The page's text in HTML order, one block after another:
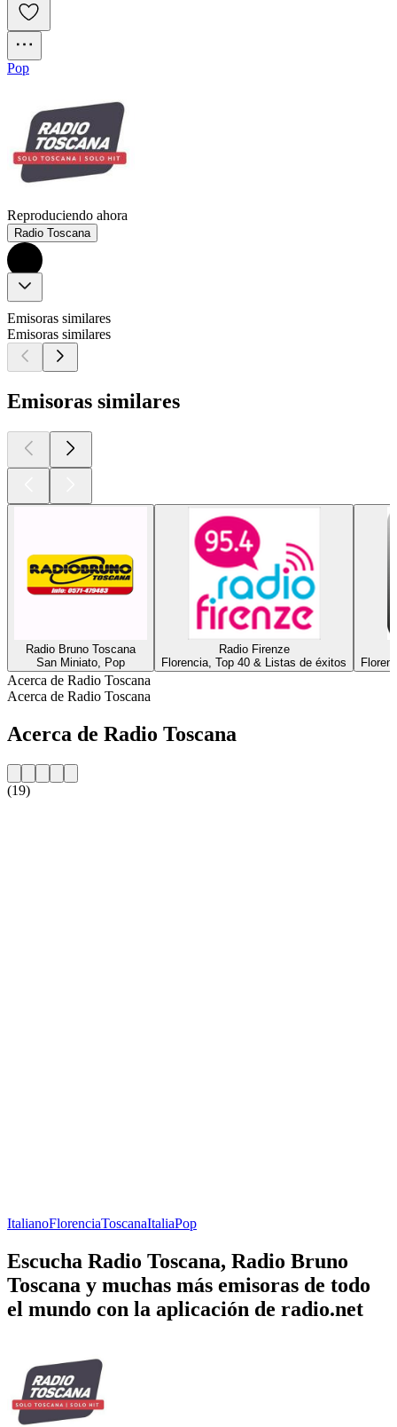
Pop
Reproduciendo ahora
Radio Toscana
Emisoras similares
Emisoras similares
Emisoras similares
Radio Bruno Toscana
San Miniato, Pop
Radio Firenze
Florencia, Top 40 & Listas de éxitos
Acerca de Radio Toscana
Acerca de Radio Toscana
Acerca de Radio Toscana
(19)
ItalianoFlorenciaToscanaItaliaPop
Escucha Radio Toscana, Radio Bruno
Toscana y muchas más emisoras de todo
el mundo con la aplicación de radio.net